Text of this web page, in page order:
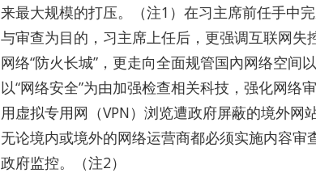
来最大规模的打压。（注1）在习主席前任手中
与审查为目的，习主席上任后，更强调互联网失
网络“防火长城”，更走向全面规管国內网络空间
以“网络安全”为由加强检查相关科技，强化网
用虚拟专用网（VPN）浏览遭政府屏蔽的境外
无论境内或境外的网络运营商都必须实施内容
政府监控。（注2）